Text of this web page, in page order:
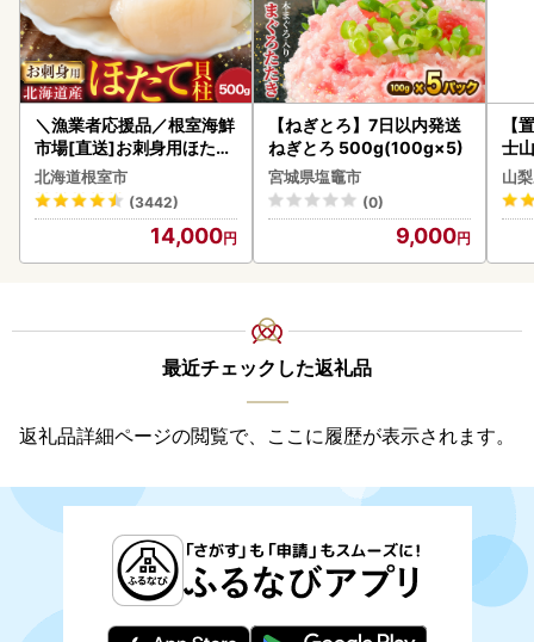
＼漁業者応援品／根室海鮮
市場[直送]お刺身用ほたて
貝柱500g A-28002
北海道根室市
(3442)
14,000
【ねぎとろ】7日以内発送
ねぎとろ 500g(100g×5)
宮城県塩竈市
(0)
9,000
【
士
山
最近チェックした返礼品
返礼品詳細ページの閲覧で、ここに履歴が表示されます。